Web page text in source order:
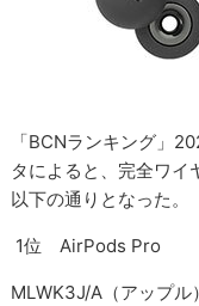
「BCNランキング」
タによると、完全ワイ
以下の通りとなった。
1位 AirPods Pro
MLWK3J/A（アップル）